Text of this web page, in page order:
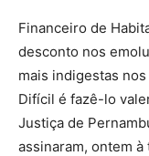
Financeiro de
desconto nos
mais indigestas
Difícil é fazê-lo
Justiça de
assinaram, ontem